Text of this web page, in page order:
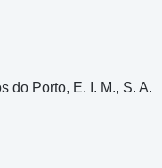
do Porto, E. I. M., S. A.